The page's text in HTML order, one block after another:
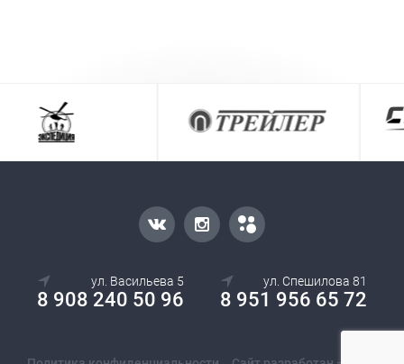
ул. Васильева 5
8 908 240 50 96
ул. Спешилова 81
8 951 956 65 72